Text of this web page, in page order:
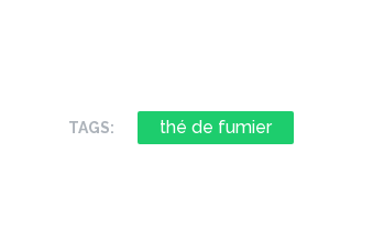
TAGS: thé de fumier